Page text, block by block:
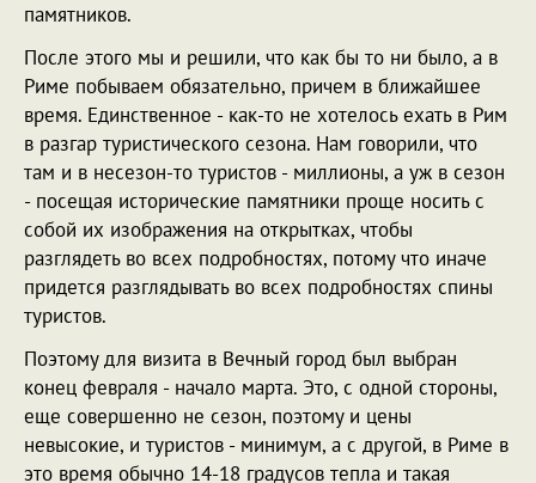
памятников.
После этого мы и решили, что как бы то ни было, а в
Риме побываем обязательно, причем в ближайшее
время. Единственное - как-то не хотелось ехать в Рим
в разгар туристического сезона. Нам говорили, что
там и в несезон-то туристов - миллионы, а уж в сезон
- посещая исторические памятники проще носить с
собой их изображения на открытках, чтобы
разглядеть во всех подробностях, потому что иначе
придется разглядывать во всех подробностях спины
туристов.
Поэтому для визита в Вечный город был выбран
конец февраля - начало марта. Это, с одной стороны,
еще совершенно не сезон, поэтому и цены
невысокие, и туристов - минимум, а с другой, в Риме в
это время обычно 14-18 градусов тепла и такая